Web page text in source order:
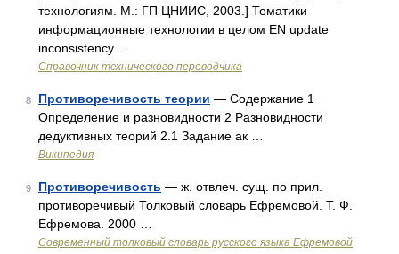
технологиям. М.: ГП ЦНИИС, 2003.] Тематики
информационные технологии в целом EN update
inconsistency …
Справочник технического переводчика
8 Противоречивость теории — Содержание 1
Определение и разновидности 2 Разновидности
дедуктивных теорий 2.1 Задание ак …
Википедия
9 Противоречивость — ж. отвлеч. сущ. по прил.
противоречивый Толковый словарь Ефремовой. Т. Ф.
Ефремова. 2000 …
Современный толковый словарь русского языка Ефремовой